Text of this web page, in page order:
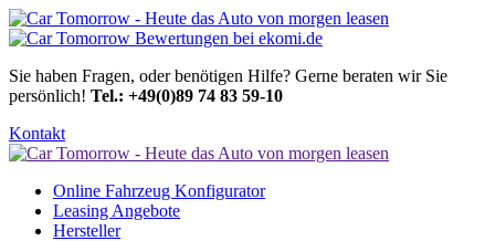
Sie haben Fragen, oder benötigen Hilfe? Gerne beraten wir Sie
persönlich! Tel.: +49(0)89 74 83 59-10
Kontakt
Online Fahrzeug Konfigurator
Leasing Angebote
Hersteller